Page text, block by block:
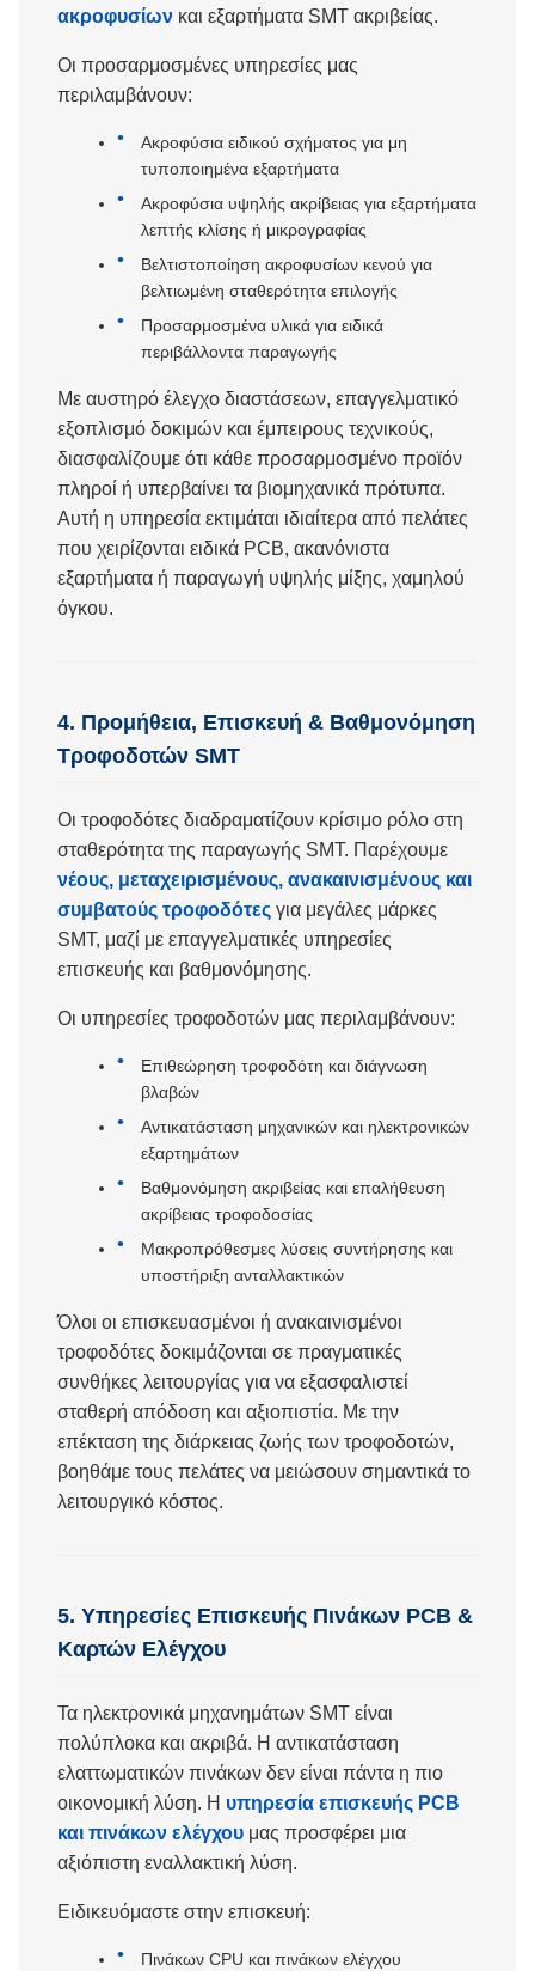
ακροφυσίων και εξαρτήματα SMT ακριβείας.
Οι προσαρμοσμένες υπηρεσίες μας
περιλαμβάνουν:
Ακροφύσια ειδικού σχήματος για μη
τυποποιημένα εξαρτήματα
Ακροφύσια υψηλής ακρίβειας για εξαρτήματα
λεπτής κλίσης ή μικρογραφίας
Βελτιστοποίηση ακροφυσίων κενού για
βελτιωμένη σταθερότητα επιλογής
Προσαρμοσμένα υλικά για ειδικά
περιβάλλοντα παραγωγής
Με αυστηρό έλεγχο διαστάσεων, επαγγελματικό
εξοπλισμό δοκιμών και έμπειρους τεχνικούς,
διασφαλίζουμε ότι κάθε προσαρμοσμένο προϊόν
πληροί ή υπερβαίνει τα βιομηχανικά πρότυπα.
Αυτή η υπηρεσία εκτιμάται ιδιαίτερα από πελάτες
που χειρίζονται ειδικά PCB, ακανόνιστα
εξαρτήματα ή παραγωγή υψηλής μίξης, χαμηλού
όγκου.
4. Προμήθεια, Επισκευή & Βαθμονόμηση
Τροφοδοτών SMT
Οι τροφοδότες διαδραματίζουν κρίσιμο ρόλο στη
σταθερότητα της παραγωγής SMT. Παρέχουμε
νέους, μεταχειρισμένους, ανακαινισμένους και
συμβατούς τροφοδότες για μεγάλες μάρκες
SMT, μαζί με επαγγελματικές υπηρεσίες
επισκευής και βαθμονόμησης.
Οι υπηρεσίες τροφοδοτών μας περιλαμβάνουν:
Επιθεώρηση τροφοδότη και διάγνωση
βλαβών
Αντικατάσταση μηχανικών και ηλεκτρονικών
εξαρτημάτων
Βαθμονόμηση ακριβείας και επαλήθευση
ακρίβειας τροφοδοσίας
Μακροπρόθεσμες λύσεις συντήρησης και
υποστήριξη ανταλλακτικών
Όλοι οι επισκευασμένοι ή ανακαινισμένοι
τροφοδότες δοκιμάζονται σε πραγματικές
συνθήκες λειτουργίας για να εξασφαλιστεί
σταθερή απόδοση και αξιοπιστία. Με την
επέκταση της διάρκειας ζωής των τροφοδοτών,
βοηθάμε τους πελάτες να μειώσουν σημαντικά το
λειτουργικό κόστος.
5. Υπηρεσίες Επισκευής Πινάκων PCB &
Καρτών Ελέγχου
Τα ηλεκτρονικά μηχανημάτων SMT είναι
πολύπλοκα και ακριβά. Η αντικατάσταση
ελαττωματικών πινάκων δεν είναι πάντα η πιο
οικονομική λύση. Η υπηρεσία επισκευής PCB
και πινάκων ελέγχου μας προσφέρει μια
αξιόπιστη εναλλακτική λύση.
Ειδικευόμαστε στην επισκευή:
Πινάκων CPU και πινάκων ελέγχου